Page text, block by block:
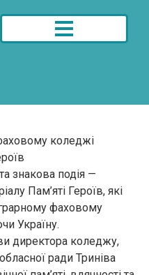
коледжі
знакова подія —
Пам’яті Героїв, які
фаховому
Україну.
директора коледжу,
ради Триніва